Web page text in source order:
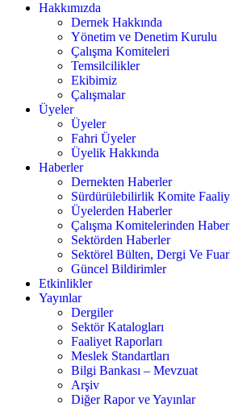
Hakkımızda
Dernek Hakkında
Yönetim ve Denetim Kurulu
Çalışma Komiteleri
Temsilcilikler
Ekibimiz
Çalışmalar
Üyeler
Üyeler
Fahri Üyeler
Üyelik Hakkında
Haberler
Dernekten Haberler
Sürdürülebilirlik Komite
Üyelerden Haberler
Çalışma Komitelerinden
Sektörden Haberler
Sektörel Bülten, Dergi Ve
Güncel Bildirimler
Etkinlikler
Yayınlar
Dergiler
Sektör Katalogları
Faaliyet Raporları
Meslek Standartları
Bilgi Bankası – Mevzuat
Arşiv
Diğer Rapor ve Yayınlar